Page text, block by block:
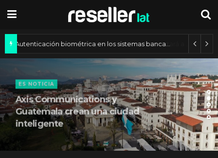
ES NOTICIA
Axis Communications y
Guatemala crean una ciudad
inteligente